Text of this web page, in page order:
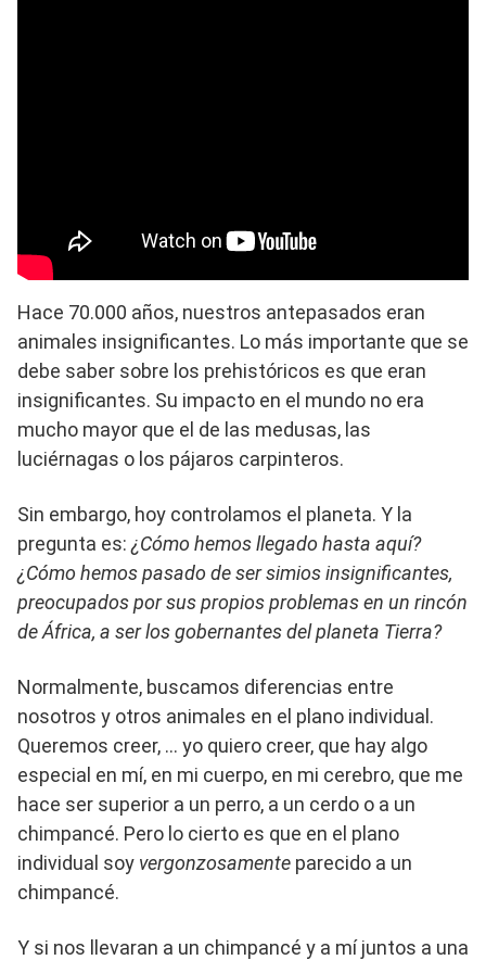
Hace 70.000 años, nuestros antepasados eran
animales insignificantes. Lo más importante que se
debe saber sobre los prehistóricos es que eran
insignificantes. Su impacto en el mundo no era
mucho mayor que el de las medusas, las
luciérnagas o los pájaros carpinteros.
Sin embargo, hoy controlamos el planeta. Y la
pregunta es: ¿Cómo hemos llegado hasta aquí?
¿Cómo hemos pasado de ser simios insignificantes,
preocupados por sus propios problemas en un rincón
de África, a ser los gobernantes del planeta Tierra?
Normalmente, buscamos diferencias entre
nosotros y otros animales en el plano individual.
Queremos creer, … yo quiero creer, que hay algo
especial en mí, en mi cuerpo, en mi cerebro, que me
hace ser superior a un perro, a un cerdo o a un
chimpancé. Pero lo cierto es que en el plano
individual soy vergonzosamente parecido a un
chimpancé.
Y si nos llevaran a un chimpancé y a mí juntos a una